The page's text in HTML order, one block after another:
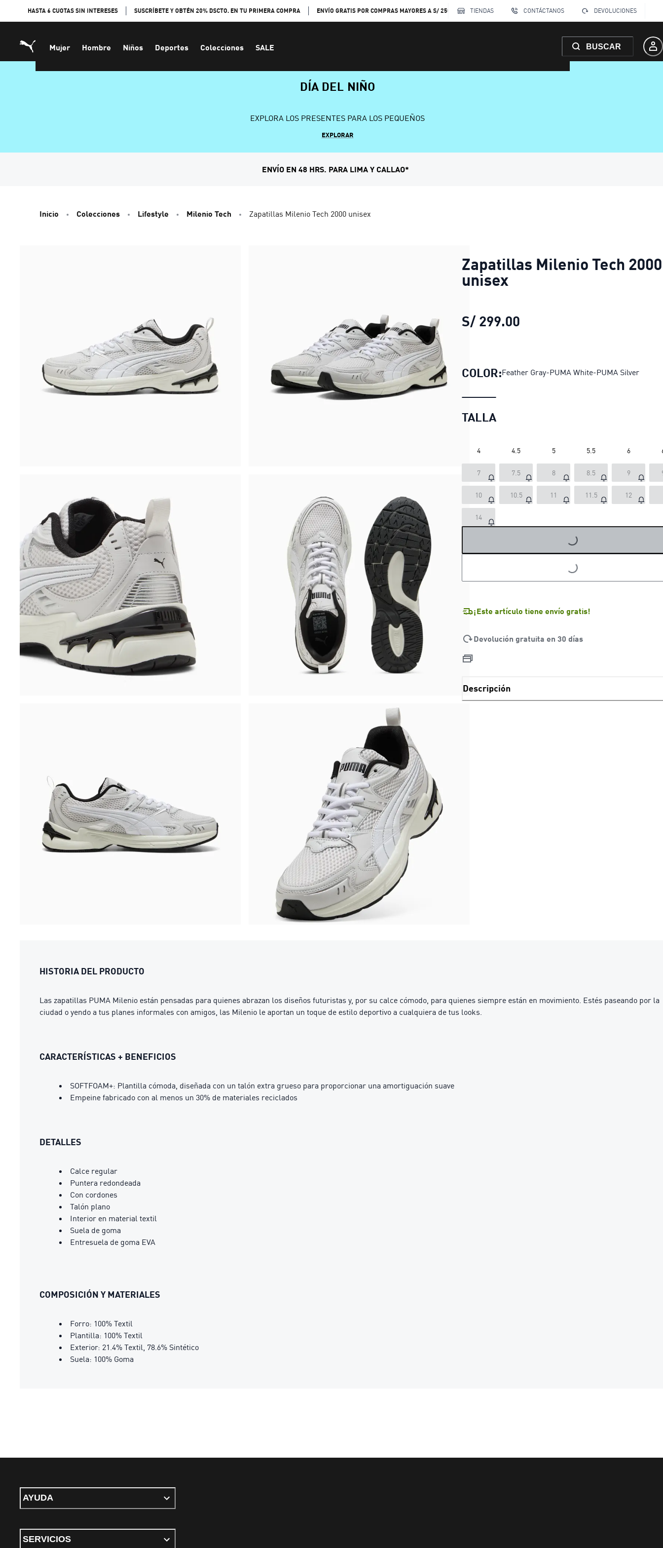
HASTA 6 CUOTAS SIN INTERESES SUSCRÍBETE Y OBTÉN 20% DSCTO. EN TU PRIMERA COMPRA ENVÍO GRATIS POR COMPRAS MAYORES A S/ 250 TIENDAS CONTÁCTANOS DEVOLUCIONES
Mujer Hombre Niños Deportes Colecciones SALE BUSCAR
DÍA DEL NIÑO
EXPLORA LOS PRESENTES PARA LOS PEQUEÑOS
EXPLORAR
ENVÍO EN 48 HRS. PARA LIMA Y CALLAO*
Inicio Colecciones Lifestyle Milenio Tech Zapatillas Milenio Tech 2000 unisex
Zapatillas Milenio Tech 2000
unisex
S/ 299.00
COLOR:Feather Gray-PUMA White-PUMA Silver
TALLA
4 4.5 5 5.5 6
7 7.5 8 8.5 9
10 10.5 11 11.5 12
14
LOADING...
LOADING...
¡Este artículo tiene envío gratis!
Devolución gratuita en 30 días
Descripción
HISTORIA DEL PRODUCTO
Las zapatillas PUMA Milenio están pensadas para quienes abrazan los diseños futuristas y, por su calce cómodo, para quienes siempre están en movimiento. Estés paseando por la
ciudad o yendo a tus planes informales con amigos, las Milenio le aportan un toque de estilo deportivo a cualquiera de tus looks.
CARACTERÍSTICAS + BENEFICIOS
SOFTFOAM+: Plantilla cómoda, diseñada con un talón extra grueso para proporcionar una amortiguación suave
Empeine fabricado con al menos un 30% de materiales reciclados
DETALLES
Calce regular
Puntera redondeada
Con cordones
Talón plano
Interior en material textil
Suela de goma
Entresuela de goma EVA
COMPOSICIÓN Y MATERIALES
Forro: 100% Textil
Plantilla: 100% Textil
Exterior: 21.4% Textil, 78.6% Sintético
Suela: 100% Goma
AYUDA
SERVICIOS